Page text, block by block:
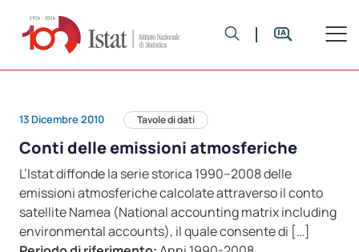
13 Dicembre 2010 Tavole di dati
Conti delle emissioni atmosferiche
L’Istat diffonde la serie storica 1990–2008 delle
emissioni atmosferiche calcolate attraverso il conto
satellite Namea (National accounting matrix including
environmental accounts), il quale consente di […]